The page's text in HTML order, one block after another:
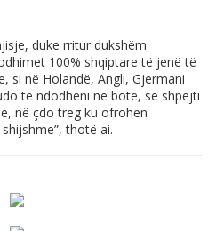
duke rritur dukshëm
100% shqiptare të jenë të
si në Holandë, Angli, Gjermani
të ndodheni në botë, së shpejti
në çdo treg ku ofrohen
thotë ai.